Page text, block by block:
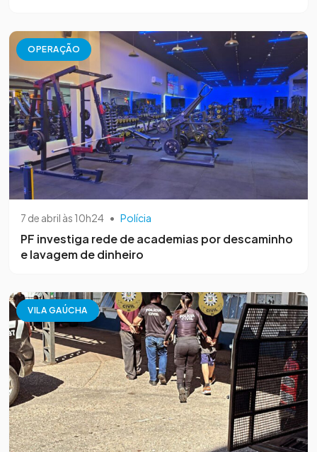
OPERAÇÃO
7 de abril às 10h24 • Polícia
PF investiga rede de academias por descaminho
e lavagem de dinheiro
VILA GAÚCHA